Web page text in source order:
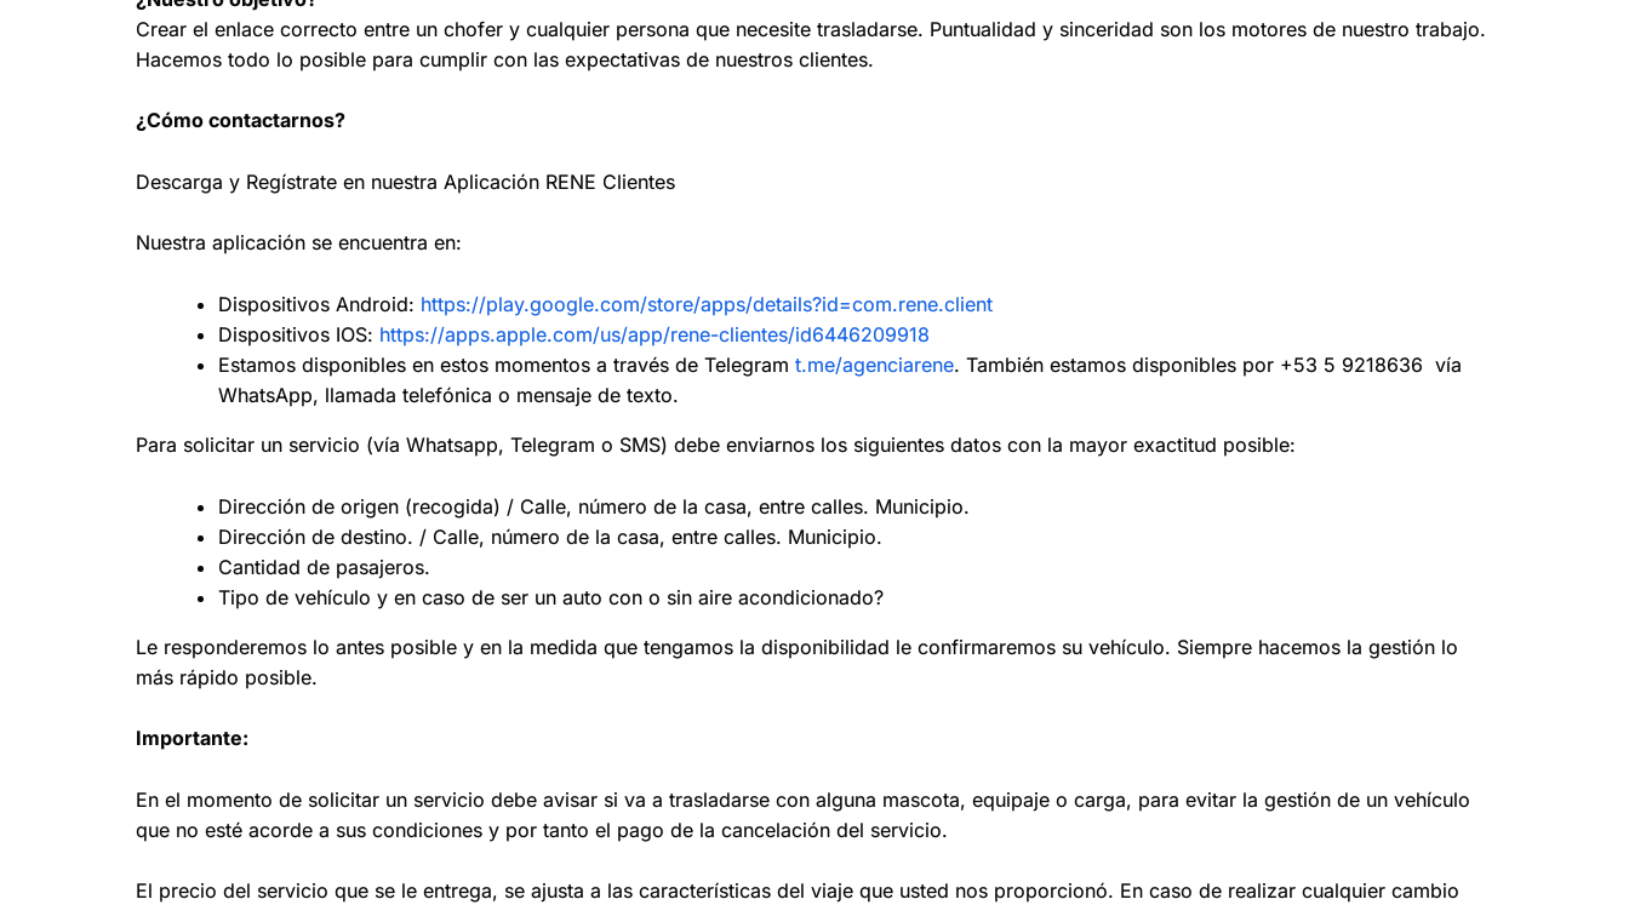
Crear el enlace correcto entre un chofer y cualquier persona que necesite trasladarse. Puntualidad y sinceridad son los motores de nuestro trabajo.
Hacemos todo lo posible para cumplir con las expectativas de nuestros clientes.
¿Cómo contactarnos?
Descarga y Regístrate en nuestra Aplicación RENE Clientes
Nuestra aplicación se encuentra en:
Dispositivos Android: https://play.google.com/store/apps/details?id=com.rene.client
Dispositivos IOS: https://apps.apple.com/us/app/rene-clientes/id6446209918
Estamos disponibles en estos momentos a través de Telegram t.me/agenciarene‪‪. También estamos disponibles por +53 5 9218636 vía
WhatsApp, llamada telefónica o mensaje de texto.
Para solicitar un servicio (vía Whatsapp, Telegram o SMS) debe enviarnos los siguientes datos con la mayor exactitud posible:
Dirección de origen (recogida) / Calle, número de la casa, entre calles. Municipio.
Dirección de destino. / Calle, número de la casa, entre calles. Municipio.
Cantidad de pasajeros.
Tipo de vehículo y en caso de ser un auto con o sin aire acondicionado?
Le responderemos lo antes posible y en la medida que tengamos la disponibilidad le confirmaremos su vehículo. Siempre hacemos la gestión lo
más rápido posible.
Importante:
En el momento de solicitar un servicio debe avisar si va a trasladarse con alguna mascota, equipaje o carga, para evitar la gestión de un vehículo
que no esté acorde a sus condiciones y por tanto el pago de la cancelación del servicio.
El precio del servicio que se le entrega, se ajusta a las características del viaje que usted nos proporcionó. En caso de realizar cualquier cambio